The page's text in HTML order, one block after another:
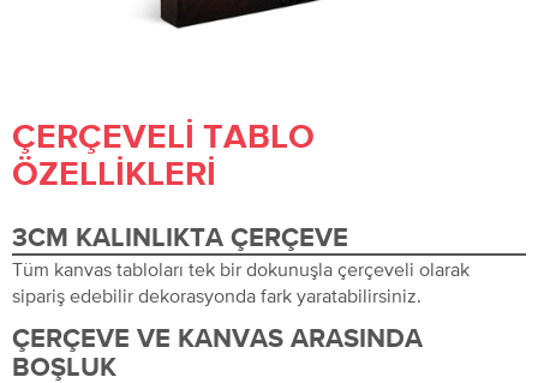
ÇERÇEVELI TABLO
ÖZELLIKLERI
3CM KALINLIKTA ÇERÇEVE
Tüm kanvas tabloları tek bir dokunuşla çerçeveli olarak
sipariş edebilir dekorasyonda fark yaratabilirsiniz.
ÇERÇEVE VE KANVAS ARASINDA
BOŞLUK